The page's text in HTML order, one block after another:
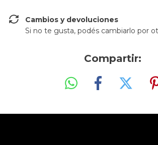
Cambios y devoluciones
Si no te gusta, podés cambiarlo por
Compartir: